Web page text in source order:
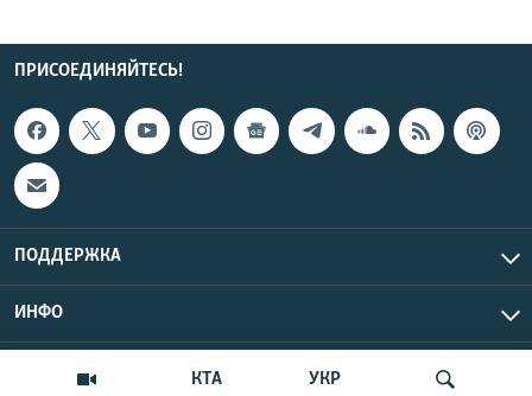
КТА УКР
ПРИСОЕДИНЯЙТЕСЬ!
ПОДДЕРЖКА
ИНФО
Copyright Крым.Реалии, 2026 | Все права защищены.
UTC+3